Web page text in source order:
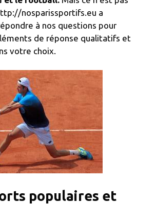
nosparissportifs.eu a
à nos questions pour
de réponse qualitatifs et
votre choix.
populaires et